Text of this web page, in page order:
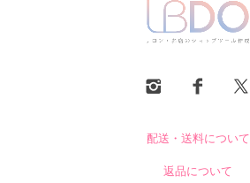
配送・送料について
返品について